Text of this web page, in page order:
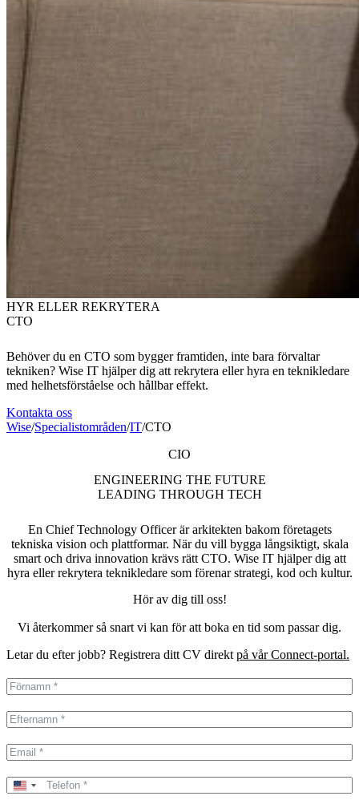
HYR ELLER REKRYTERA
CTO
Behöver du en CTO som bygger framtiden, inte bara förvaltar
tekniken? Wise IT hjälper dig att rekrytera eller hyra en teknikledare
med helhetsförståelse och hållbar effekt.
Kontakta oss
Wise/Specialistområden/IT/CTO
CIO
ENGINEERING THE FUTURE
LEADING THROUGH TECH
En Chief Technology Officer är arkitekten bakom företagets
tekniska vision och plattformar. När du vill bygga långsiktigt, skala
smart och driva innovation krävs rätt CTO. Wise IT hjälper dig att
hyra eller rekrytera teknikledare som förenar strategi, kod och kultur.
Hör av dig till oss!
Vi återkommer så snart vi kan för att boka en tid som passar dig.
Letar du efter jobb? Registrera ditt CV direkt på vår Connect-portal.
United